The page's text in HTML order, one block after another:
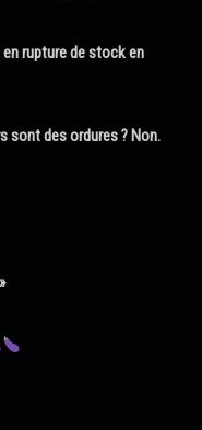
rupture de stock en
sont des ordures ? Non.